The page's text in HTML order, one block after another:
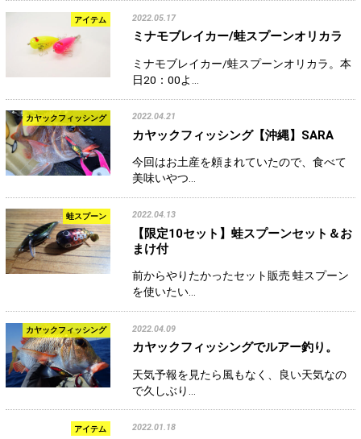
アイテム 2022.05.17
ミナモブレイカー/蛙スプーンオリカラ
ミナモブレイカー/蛙スプーンオリカラ。本
日20：00よ…
カヤックフィッシング 2022.04.21
カヤックフィッシング【沖縄】SARA
今回はお土産を頼まれていたので、食べて
美味いやつ…
蛙スプーン 2022.04.13
【限定10セット】蛙スプーンセット＆お
まけ付
前からやりたかったセット販売 蛙スプーン
を使いたい…
カヤックフィッシング 2022.04.09
カヤックフィッシングでルアー釣り。
天気予報を見たら風もなく、良い天気なの
で久しぶり…
アイテム 2022.01.18